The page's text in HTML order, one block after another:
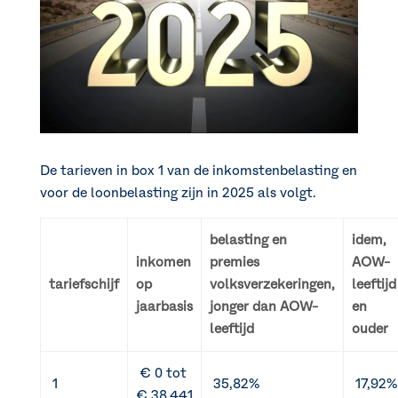
De tarieven in box 1 van de inkomstenbelasting en
voor de loonbelasting zijn in 2025 als volgt.
tariefschijf
inkomen
op
jaarbasis
belasting en
premies
volksverzekeringen,
jonger dan AOW-
leeftijd
idem,
AOW-
leeftijd
en
ouder
1
€ 0 tot
35,82% 17,92%